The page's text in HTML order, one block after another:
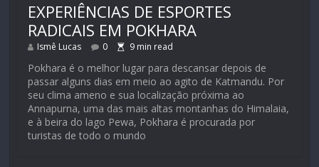
EXPERIÊNCIAS DE ESPORTES
RADICAIS EM POKHARA
Ismê Lucas 0 9 min read
Pokhara é o melhor lugar para descansar depois de
passar alguns dias em meio ao agito de Katmandu. Por
seu clima ameno e sua localização próxima ao
Annapurna, uma das mais altas montanhas do Himalaia,
e à beira do lago Pewa, Pokhara é procurada por
turistas de todo o mundo